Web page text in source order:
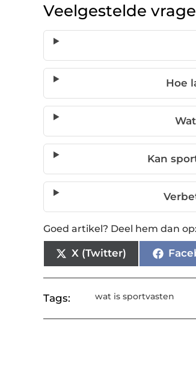
Veelgestelde
Hoe
Kan
Goed artikel? Deel hem dan op:
X (Twitter)
Tags: wat is sportvasten